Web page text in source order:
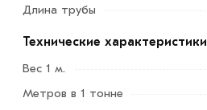
Длина трубы
Технические характеристики
Вес 1 м.
Метров в 1 тонне